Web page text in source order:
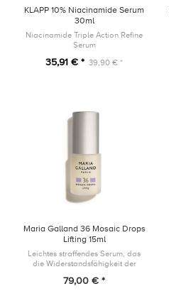
KLAPP 10% Niacinamide Serum
30ml
Niacinamide Triple Action Refine
Serum
35,91 € * 39,90 € *
Maria Galland 36 Mosaic Drops
Lifting 15ml
Leichtes straffendes Serum, das
die Widerstandsfähigkeit der
Zeichen der Hautalterung
79,00 € *